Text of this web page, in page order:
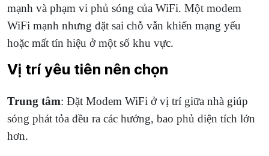
mạnh và phạm vi phủ sóng của WiFi. Một modem
WiFi mạnh nhưng đặt sai chỗ vẫn khiến mạng yếu
hoặc mất tín hiệu ở một số khu vực.
Vị trí yêu tiên nên chọn
Trung tâm: Đặt Modem WiFi ở vị trí giữa nhà giúp
sóng phát tỏa đều ra các hướng, bao phủ diện tích lớn
hơn.